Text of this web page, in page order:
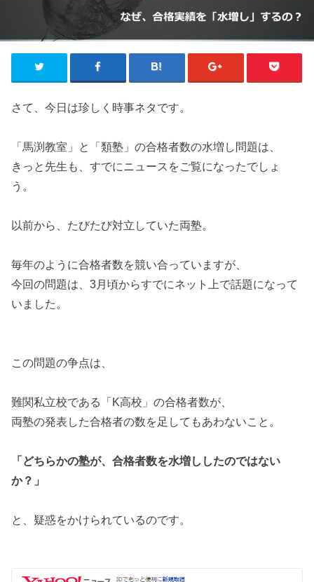
さて、今日は珍しく時事ネタです。
「馬渕教室」と「類塾」の合格者数の水増し問題は、
きっと先生も、すでにニュースをご覧になったでしょ
う。
以前から、たびたび対立していた両塾。
毎年のように合格者数を競い合っていますが、
今回の問題は、3月頃からすでにネット上で話題になって
いました。
この問題の争点は、
難関私立校である「K高校」の合格者数が、
両塾の発表した合格者の数を足してもあわないこと。
「どちらかの塾が、合格者数を水増ししたのではない
か？」
と、疑惑をかけられているのです。